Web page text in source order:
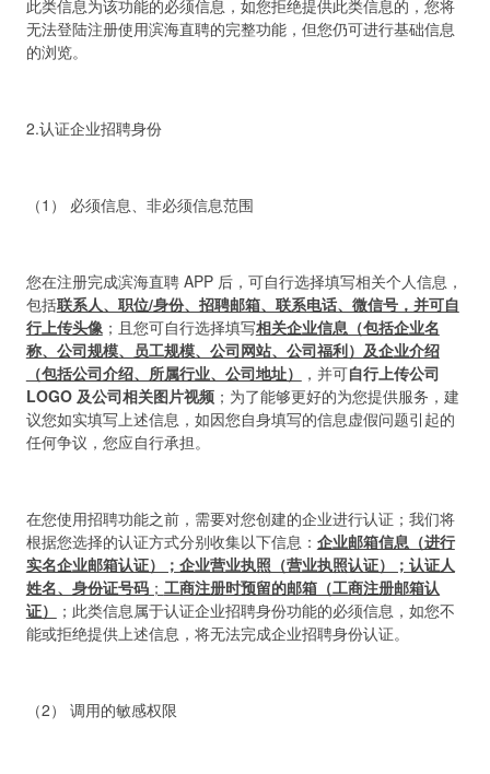
此类信息为该功能的必须信息，如您拒绝提供此类信息的，您将
无法登陆注册使用滨海直聘的完整功能，但您仍可进行基础信息
的浏览。
2.认证企业招聘身份
（1） 必须信息、非必须信息范围
您在注册完成滨海直聘 APP 后，可自行选择填写相关个人信息，
包括联系人、职位/身份、招聘邮箱、联系电话、微信号，并可自
行上传头像；且您可自行选择填写相关企业信息（包括企业名
称、公司规模、员工规模、公司网站、公司福利）及企业介绍
（包括公司介绍、所属行业、公司地址）
，并可自行上传公司
LOGO 及公司相关图片视频；为了能够更好的为您提供服务，建
议您如实填写上述信息，如因您自身填写的信息虚假问题引起的
任何争议，您应自行承担。
在您使用招聘功能之前，需要对您创建的企业进行认证；我们将
根据您选择的认证方式分别收集以下信息： 企业邮箱信息（进行
实名企业邮箱认证）；企业营业执照（营业执照认证）；认证人
姓名、身份证号码； 工商注册时预留的邮箱（工商注册邮箱认
证）
；此类信息属于认证企业招聘身份功能的必须信息，如您不
能或拒绝提供上述信息，将无法完成企业招聘身份认证。
（2） 调用的敏感权限